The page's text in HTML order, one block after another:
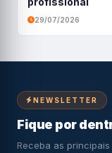
29/07/2026
NEWSLETTER
Fique por
Receba as